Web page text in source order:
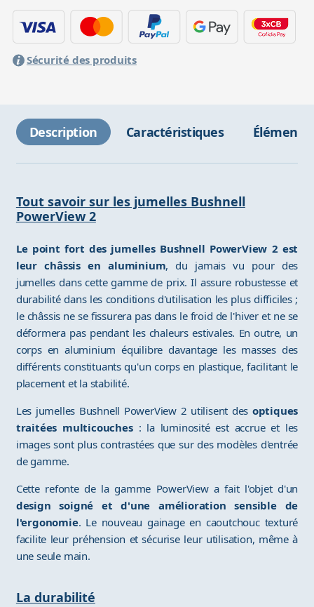
Sécurité des produits
Description Caractéristiques Éléments
Tout savoir sur les jumelles Bushnell
PowerView 2
Le point fort des jumelles Bushnell PowerView 2 est
leur châssis en aluminium, du jamais vu pour des
jumelles dans cette gamme de prix. Il assure robustesse et
durabilité dans les conditions d'utilisation les plus difficiles ;
le châssis ne se fissurera pas dans le froid de l'hiver et ne se
déformera pas pendant les chaleurs estivales. En outre, un
corps en aluminium équilibre davantage les masses des
différents constituants qu'un corps en plastique, facilitant le
placement et la stabilité.
Les jumelles Bushnell PowerView 2 utilisent des optiques
traitées multicouches: la luminosité est accrue et les
images sont plus contrastées que sur des modèles d'entrée
de gamme.
Cette refonte de la gamme PowerView a fait l'objet d'un
design soigné et d'une amélioration sensible de
l'ergonomie. Le nouveau gainage en caoutchouc texturé
facilite leur préhension et sécurise leur utilisation, même à
une seule main.
La durabilité